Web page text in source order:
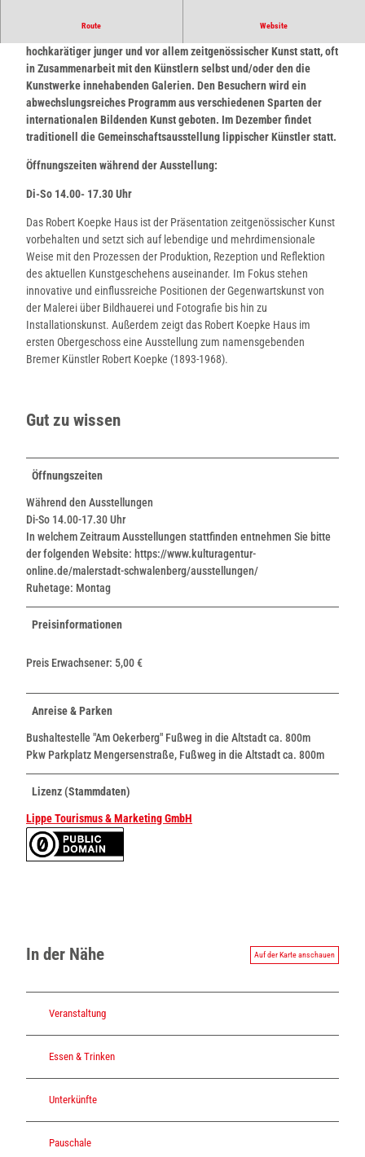
Route Website
hochkarätiger junger und vor allem zeitgenössischer Kunst statt, oft
in Zusammenarbeit mit den Künstlern selbst und/oder den die
Kunstwerke innehabenden Galerien. Den Besuchern wird ein
abwechslungsreiches Programm aus verschiedenen Sparten der
internationalen Bildenden Kunst geboten. Im Dezember findet
traditionell die Gemeinschaftsausstellung lippischer Künstler statt.
Öffnungszeiten während der Ausstellung:
Di-So 14.00- 17.30 Uhr
Das Robert Koepke Haus ist der Präsentation zeitgenössischer Kunst
vorbehalten und setzt sich auf lebendige und mehrdimensionale
Weise mit den Prozessen der Produktion, Rezeption und Reflektion
des aktuellen Kunstgeschehens auseinander. Im Fokus stehen
innovative und einflussreiche Positionen der Gegenwartskunst von
der Malerei über Bildhauerei und Fotografie bis hin zu
Installationskunst. Außerdem zeigt das Robert Koepke Haus im
ersten Obergeschoss eine Ausstellung zum namensgebenden
Bremer Künstler Robert Koepke (1893-1968).
Gut zu wissen
Öffnungszeiten
Während den Ausstellungen
Di-So 14.00-17.30 Uhr
In welchem Zeitraum Ausstellungen stattfinden entnehmen Sie bitte
der folgenden Website: https://www.kulturagentur-
online.de/malerstadt-schwalenberg/ausstellungen/
Ruhetage: Montag
Preisinformationen
Preis Erwachsener: 5,00 €
Anreise & Parken
Bushaltestelle "Am Oekerberg" Fußweg in die Altstadt ca. 800m
Pkw Parkplatz Mengersenstraße, Fußweg in die Altstadt ca. 800m
Lizenz (Stammdaten)
Lippe Tourismus & Marketing GmbH
In der Nähe Auf der Karte anschauen
Veranstaltung
Essen & Trinken
Unterkünfte
Pauschale